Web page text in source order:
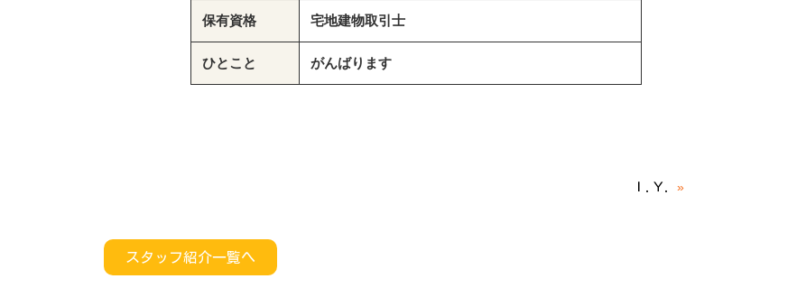
保有資格 宅地建物取引士
ひとこと がんばります
Ｉ.Ｙ. »
スタッフ紹介一覧へ